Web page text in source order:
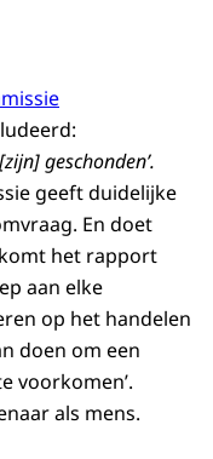
geschonden’.
geeft duidelijke
En doet
het rapport
aan elke
op het handelen
doen om een
voorkomen’.
als mens.